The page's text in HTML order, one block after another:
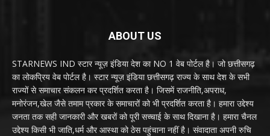
ABOUT US
STARNEWS IND स्टार न्यूज़ इंडिया देश का NO 1 वेब पोर्टल है। जो छत्तीसगढ़
का लोकप्रिय वेब पोर्टल है। स्टार न्यूज़ इंडिया छत्तीसगढ़ राज्य के साथ देश के सभी
राज्यों से समाचार संकलन कर प्रदर्शित करता है। जिसमें राजनीति,अपराध,
मनोरंजन,खेल जैसे तमाम प्रकार के समाचारों को भी प्रदर्शित करता है। हमारा उद्देश्य
जनता तक सही जानकारी और खबरों को पूरी सच्चाई के साथ दिखाना है। हमारा चैनल
उद्देश्य किसी भी जाति,धर्म और आस्था को ठेस पहुंचाना नहीं है। संवादाता अपनी रुचि